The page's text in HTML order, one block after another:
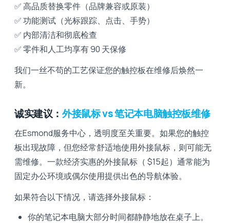
✅ 高品质替换零件（品牌兼容或原装）
✅ 功能测试（光标跟踪、点击、手势）
✅ 内部清洁和彻底检查
✅ 零件和人工均享有 90 天保修
我们一丝不苟的工艺保证您的触控板在维修后焕然一
新。
诚实建议：外接鼠标 vs 笔记本电脑触控板维修
在Esmond服务中心，透明度至关重要。如果您的触控
板出现故障，但您经常舒适地使用外接鼠标，则可能无
需维修。一款经济实惠的外接鼠标（ $15起）通常能为
固定办公环境或偶尔使用提供出色的导航体验。
如果符合以下情况，请选择外接鼠标：
你的笔记本电脑大部分时间都静静地放在桌子上。